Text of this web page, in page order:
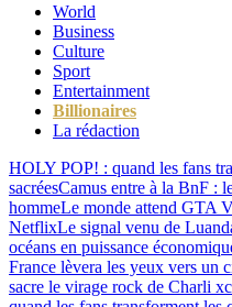
World
Business
Culture
Sport
Entertainment
Billionaires
La rédaction
HOLY POP! : quand les fans
sacréesCamus entre à la BnF :
hommeLe monde attend GTA
NetflixLe signal venu de
océans en puissance
France lèvera les yeux vers un
sacre le virage rock de Charli